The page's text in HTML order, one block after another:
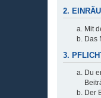
2.
Mit
Das
3.
Du
Der